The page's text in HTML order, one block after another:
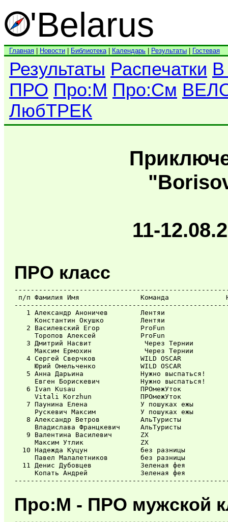
'Belarus
Главная Новости Библиотека| Календарь Результаты Гостевая
Результаты Распечатки В
ПРО Про:М Про:См
ЛюбТРЕК
11-
ПРО класс
п/п Фамилия Имя               Команда
1 Александр Аноничев        Лентяи
Константин Окушко         Лентяи
2 Василевский Егор          ProFun
Торопов Алексей           ProFun
3 Дмитрий Насвит             Через Тернии
Максим Ермохин             Через Тернии
4 Сергей Сверчков           WILD OSCАR
Юрий Омельченко           WILD OSCАR
5 Анна Дарьина              Нужно выспаться!
Евген Борискевич          Нужно выспаться!
6 Ivan Kusau                ПРОмежУток
Vitali Korzhun            ПРОмежУток
7 Паунина Елена             У пошуках ежы
Рускевич Максим           У пошуках ежы
8 Александр Ветров          АльТуристы
Владислава Францкевич     АльТуристы
9 Валентина Василевич       ZX
Максим Утлик              ZX
10 Надежда Куцун             без разницы
Павел Малалетников        без разницы
11 Денис Дубовцев            Зеленая фея
Копать Андрей             Зеленая фея
Про:М - ПРО мужской